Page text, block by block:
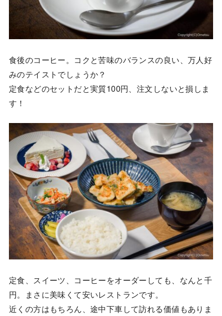
食後のコーヒー。コクと苦味のバランスの良い、万人好
みのテイストでしょうか？
定食などのセットだと実質100円、注文しないと損しま
す！
定食、スイーツ、コーヒーをオーダーしても、なんと千
円。まさに美味くて安いレストランです。
近くの方はもちろん、途中下車して訪れる価値もありま